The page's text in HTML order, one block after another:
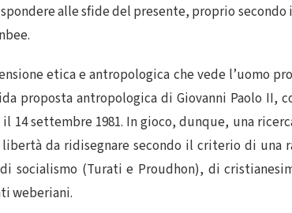
alle sfide del presente, proprio secondo
etica e antropologica che vede l’uomo
proposta antropologica di Giovanni Paolo II,
14 settembre 1981. In gioco, dunque, una
da ridisegnare secondo il criterio di una
socialismo (Turati e Proudhon), di
weberiani.